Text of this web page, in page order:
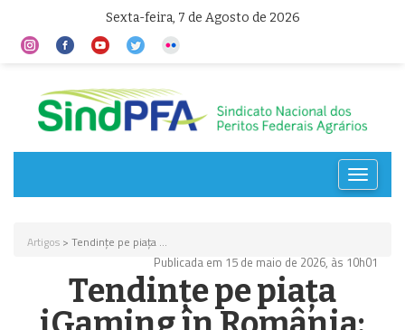
Sexta-feira, 7 de Agosto de 2026
Toggle
Artigos > Tendințe pe piața ...
Publicada em 15 de maio de 2026, às 10h01
Tendințe pe piața